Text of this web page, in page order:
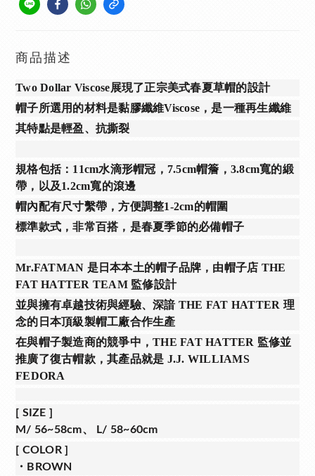
商品描述
Two Dollar Viscose展現了正宗美式春夏草帽的設計
帽子所選用的材料是黏膠纖維Viscose，是一種再生纖維
其特點是輕盈、抗撕裂
規格包括：11cm水滴形帽冠，7.5cm帽簷，3.8cm寬的緞
帶，以及1.2cm寬的滾邊
帽內配有尺寸繫帶，方便調整1-2cm的帽圍
標準款式，非常百搭，是春夏季節的必備帽子
Mr.FATMAN 是日本本土的帽子品牌，由帽子店 THE
FAT HATTER TEAM 監修設計
並與擁有卓越技術與經驗、深諳 THE FAT HATTER 理
念的日本頂級製帽工廠合作生產
在與帽子製造商的競爭中，THE FAT HATTER 監修並
推廣了復古帽款，其產品就是 J.J. WILLIAMS
FEDORA
[ SIZE ]
M/ 56~58cm、 L/ 58~60cm
[ COLOR ]
・BROWN